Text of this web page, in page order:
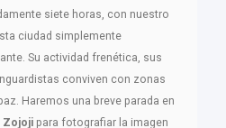
siete horas, con nuestro
ciudad simplemente
Su actividad frenética, sus
conviven con zonas
Haremos una breve parada en
Zojoji para fotografiar la imagen